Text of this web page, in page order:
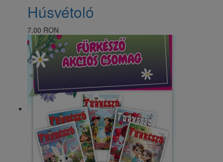
Húsvétoló
7.00 RON